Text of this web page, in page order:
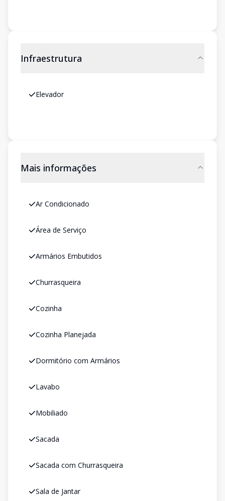
Infraestrutura
Elevador
Mais informações
Ar Condicionado
Área de Serviço
Armários Embutidos
Churrasqueira
Cozinha
Cozinha Planejada
Dormitório com Armários
Lavabo
Mobiliado
Sacada
Sacada com Churrasqueira
Sala de Jantar